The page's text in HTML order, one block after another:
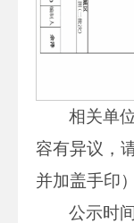
相关单
容有异议，
并加盖手印
公示时